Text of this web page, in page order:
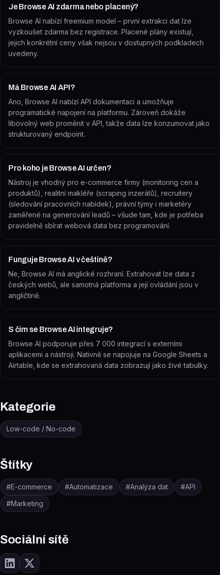
Je Browse AI zdarma nebo placený?
Browse AI nabízí freemium model – první extrakci dat lze
vyzkoušet zdarma bez registrace. Placené plány existují,
jejich konkrétní ceny však nejsou v dostupných podkladech
uvedeny.
Má Browse AI API?
Ano, Browse AI nabízí API dokumentaci a umožňuje
programatické napojení na platformu. Zároveň dokáže
libovolný web proměnit v API, takže data lze konzumovat jako
strukturovaný endpoint.
Pro koho je Browse AI určen?
Nástroj je vhodný pro e-commerce firmy (monitoring cen a
produktů), realitní makléře (scraping inzerátů), recruitery
(sledování pracovních nabídek), právní týmy i marketéry
zaměřené na generování leadů – všude tam, kde je potřeba
pravidelně sbírat webová data bez programování.
Funguje Browse AI v češtině?
Ne, Browse AI má anglické rozhraní. Extrahovat lze data z
českých webů, ale samotná platforma a její ovládání jsou v
angličtině.
S čím se Browse AI integruje?
Browse AI podporuje přes 7 000 integrací s externími
aplikacemi a nástroji. Nativně se napojuje na Google Sheets a
Airtable, kde se extrahovaná data zobrazují jako živé tabulky.
Kategorie
Low-code / No-code
Štítky
#E-commerce #Automatizace #Analýza dat #API
#Marketing
Sociální sítě